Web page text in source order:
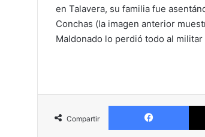
en Talavera, su familia fue
Conchas (la imagen anterior
Maldonado lo perdió todo al
Compartir
Facebook